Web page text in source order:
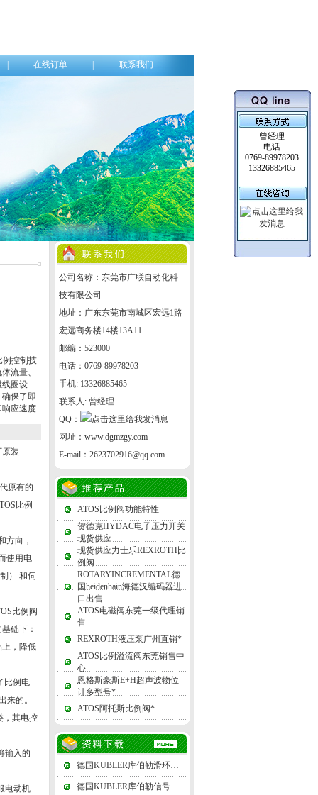
在线订单 联系我们
例控制技
流量、
线圈设
保了即
响应速度
装
原有的
比例
方向，
使用电
） 和伺
比例阀
础下：
上，降低
比例电
来的。
，其电控
输入的
电动机
公司名称：东莞市广联自动化科
技有限公司
地址：广东东莞市南城区宏远1路
宏远商务楼14楼13A11
邮编：523000
电话：0769-89978203
手机: 13326885465
联系人: 曾经理
QQ：
网址： www.dgmzgy.com
E-mail： 2623702916@qq.com
ATOS比例阀功能特性
贺德克HYDAC电子压力开关
现货供应
现货供应力士乐REXROTH比
例阀
ROTARYINCREMENTAL德
国heidenhain海德汉编码器进
口出售
ATOS电磁阀东莞一级代理销
售
REXROTH液压泵广州直销*
ATOS比例溢流阀东莞销售中
心
恩格斯豪斯E+H超声波物位
计多型号*
ATOS阿托斯比例阀*
德国KUBLER库伯勒滑环由上、下两组电刷和一个差动转接盘组成
德国KUBLER库伯勒信号转换器由基准电压源（或恒流源）组成
曾经理
电话
0769-89978203
13326885465